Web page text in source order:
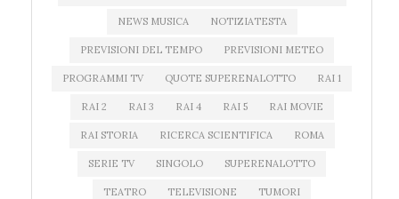
NEWS MUSICA NOTIZIATESTA
PREVISIONI DEL TEMPO PREVISIONI METEO
PROGRAMMI TV QUOTE SUPERENALOTTO RAI 1
RAI 2 RAI 3 RAI 4 RAI 5 RAI MOVIE
RAI STORIA RICERCA SCIENTIFICA ROMA
SERIE TV SINGOLO SUPERENALOTTO
TEATRO TELEVISIONE TUMORI